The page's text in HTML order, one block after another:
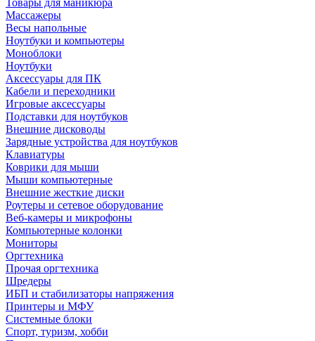
Товары для маникюра
Массажеры
Весы напольные
Ноутбуки и компьютеры
Моноблоки
Ноутбуки
Аксессуары для ПК
Кабели и переходники
Игровые аксессуары
Подставки для ноутбуков
Внешние дисководы
Зарядные устройства для ноутбуков
Клавиатуры
Коврики для мыши
Мыши компьютерные
Внешние жесткие диски
Роутеры и сетевое оборудование
Веб-камеры и микрофоны
Компьютерные колонки
Мониторы
Оргтехника
Прочая оргтехника
Шредеры
ИБП и стабилизаторы напряжения
Принтеры и МФУ
Системные блоки
Спорт, туризм, хобби